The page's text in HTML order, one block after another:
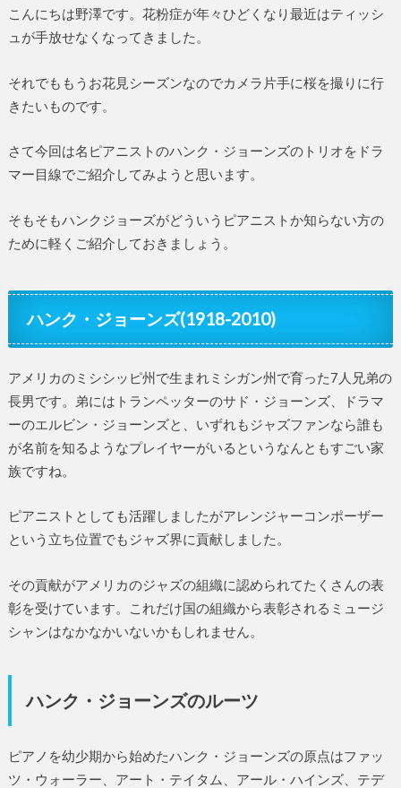
こんにちは野澤です。花粉症が年々ひどくなり最近はティッシ
ュが手放せなくなってきました。
それでももうお花見シーズンなのでカメラ片手に桜を撮りに行
きたいものです。
さて今回は名ピアニストのハンク・ジョーンズのトリオをドラ
マー目線でご紹介してみようと思います。
そもそもハンクジョーズがどういうピアニストか知らない方の
ために軽くご紹介しておきましょう。
ハンク・ジョーンズ(1918-2010)
アメリカのミシシッピ州で生まれミシガン州で育った7人兄弟の
長男です。弟にはトランペッターのサド・ジョーンズ、ドラマ
ーのエルビン・ジョーンズと、いずれもジャズファンなら誰も
が名前を知るようなプレイヤーがいるというなんともすごい家
族ですね。
ピアニストとしても活躍しましたがアレンジャーコンポーザー
という立ち位置でもジャズ界に貢献しました。
その貢献がアメリカのジャズの組織に認められてたくさんの表
彰を受けています。これだけ国の組織から表彰されるミュージ
シャンはなかなかいないかもしれません。
ハンク・ジョーンズのルーツ
ピアノを幼少期から始めたハンク・ジョーンズの原点はファッ
ツ・ウォーラー、アート・テイタム、アール・ハインズ、テデ